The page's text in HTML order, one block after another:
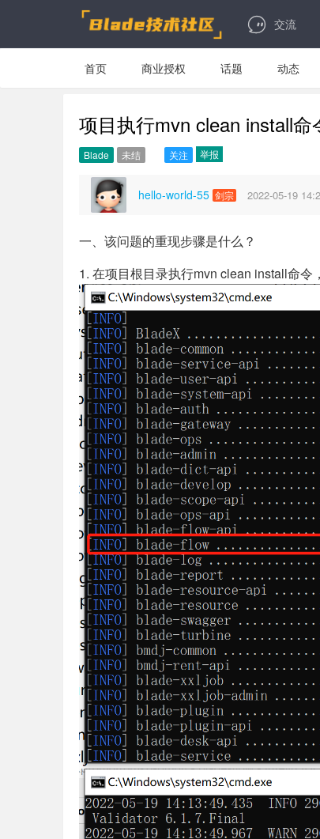
交流
首页 商业授权 话题 动态
项目执行mvn clean install
Blade 未结 关注 举报
hello-world-55 剑宗 2022-05-19
一、该问题的重现步骤是什么？
1. 在项目根目录执行mvn clean install命